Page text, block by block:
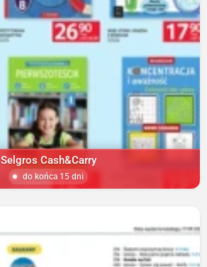
Selgros Cash&Carry
do końca 15 dni